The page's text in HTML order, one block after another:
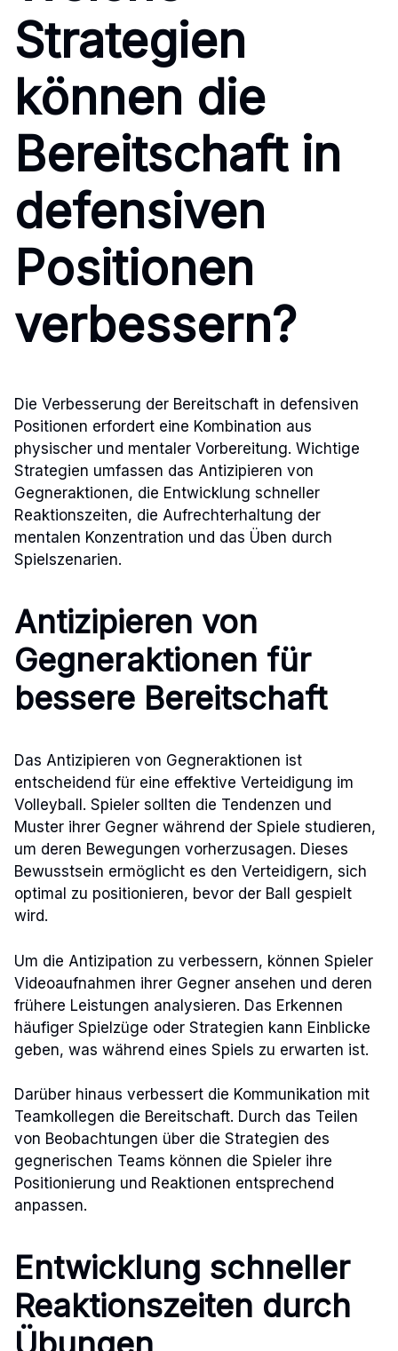
Strategien
können die
Bereitschaft in
defensiven
Positionen
verbessern?
Die Verbesserung der Bereitschaft in defensiven
Positionen erfordert eine Kombination aus
physischer und mentaler Vorbereitung. Wichtige
Strategien umfassen das Antizipieren von
Gegneraktionen, die Entwicklung schneller
Reaktionszeiten, die Aufrechterhaltung der
mentalen Konzentration und das Üben durch
Spielszenarien.
Antizipieren von
Gegneraktionen für
bessere Bereitschaft
Das Antizipieren von Gegneraktionen ist
entscheidend für eine effektive Verteidigung im
Volleyball. Spieler sollten die Tendenzen und
Muster ihrer Gegner während der Spiele studieren,
um deren Bewegungen vorherzusagen. Dieses
Bewusstsein ermöglicht es den Verteidigern, sich
optimal zu positionieren, bevor der Ball gespielt
wird.
Um die Antizipation zu verbessern, können Spieler
Videoaufnahmen ihrer Gegner ansehen und deren
frühere Leistungen analysieren. Das Erkennen
häufiger Spielzüge oder Strategien kann Einblicke
geben, was während eines Spiels zu erwarten ist.
Darüber hinaus verbessert die Kommunikation mit
Teamkollegen die Bereitschaft. Durch das Teilen
von Beobachtungen über die Strategien des
gegnerischen Teams können die Spieler ihre
Positionierung und Reaktionen entsprechend
anpassen.
Entwicklung schneller
Reaktionszeiten durch